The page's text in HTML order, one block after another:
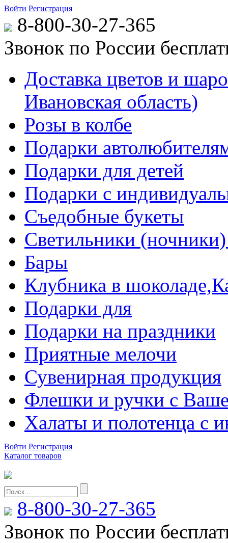
Войти Регистрация
8-800-30-27-365
Звонок по России
Доставка цветов и
Ивановская область)
Розы в колбе
Подарки
Подарки для детей
Подарки с
Съедобные букеты
Светильники
Бары
Клубника в
Подарки для
Подарки на праздники
Приятные мелочи
Сувенирная продукция
Флешки и ручки с
Халаты и полотенца с
Войти Регистрация
Каталог товаров
8-800-30-27-365
Звонок по России